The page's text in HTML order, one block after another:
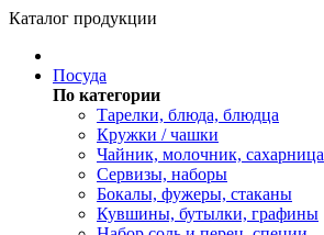
Каталог продукции
Посуда
По категории
Тарелки, блюда, блюдца
Кружки / чашки
Чайник, молочник, сахарница
Сервизы, наборы
Бокалы, фужеры, стаканы
Кувшины, бутылки, графины